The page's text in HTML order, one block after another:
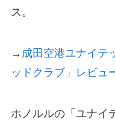
ス。
→ 成田空港ユナイテ
ッドクラブ」レビュ
ホノルルの「ユナイ